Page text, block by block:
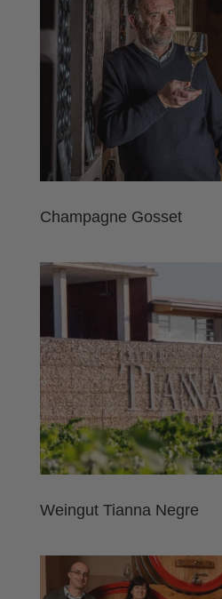
Champagne Gosset
Weingut Tianna Negre